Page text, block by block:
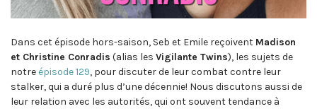
Dans cet épisode hors-saison, Seb et Emile reçoivent Madison
et Christine Conradis (alias les Vigilante Twins), les sujets de
notre épisode 129, pour discuter de leur combat contre leur
stalker, qui a duré plus d’une décennie! Nous discutons aussi de
leur relation avec les autorités, qui ont souvent tendance à